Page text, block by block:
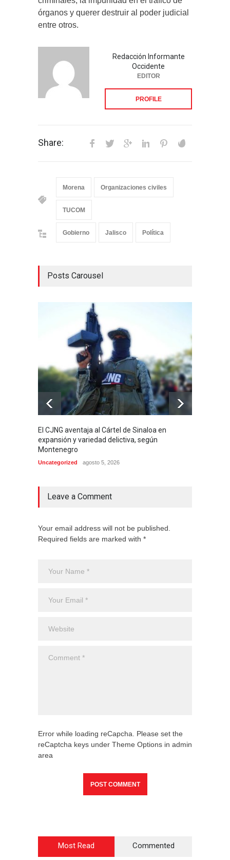
órganos y querer destruir al poder judicial
entre otros.
Redacción Informante
Occidente
EDITOR
PROFILE
Share:
Morena Organizaciones civiles
TUCOM
Gobierno Jalisco Política
Posts Carousel
El CJNG aventaja al Cártel de Sinaloa en
expansión y variedad delictiva, según
Montenegro
Uncategorized agosto 5, 2026
Leave a Comment
Your email address will not be published.
Required fields are marked with *
Error while loading reCapcha. Please set the
reCaptcha keys under Theme Options in admin
area
Most Read Commented